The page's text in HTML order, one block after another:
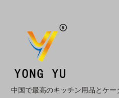
中国で最高のキッチン用品とケ